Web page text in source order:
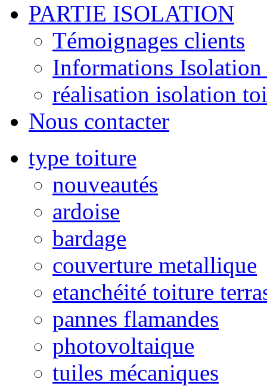
PARTIE ISOLATION
Témoignages clients
Informations
réalisation isolation
Nous contacter
type toiture
nouveautés
ardoise
bardage
couverture metallique
etanchéité toiture
pannes flamandes
photovoltaique
tuiles mécaniques